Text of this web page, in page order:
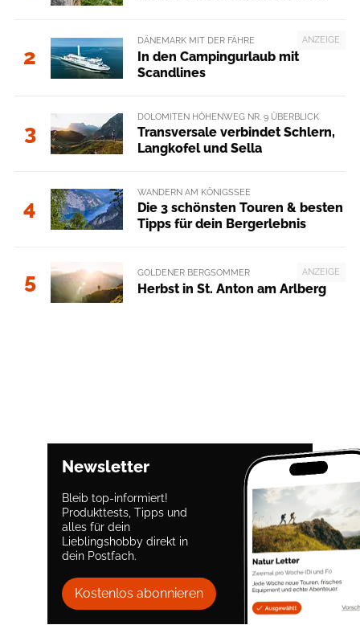
2
ANZEIGE
DÄNEMARK MIT DER FÄHRE
In den Campingurlaub mit
Scandlines
3
DOLOMITEN HÖHENWEG NR. 9 ÜBERBLICK
Transversale verbindet Schlern,
Langkofel und Sella
4
WANDERN AM KÖNIGSSEE
Die 3 schönsten Touren & besten
Tipps für dein Bergerlebnis
5 ANZEIGE
GOLDENER BERGSOMMER
Herbst in St. Anton am Arlberg
Newsletter
Bleib top-informiert!
Produkttests, Tipps und
alles für dein
Lieblingshobby direkt in
dein Postfach.
Kostenlos abonnieren